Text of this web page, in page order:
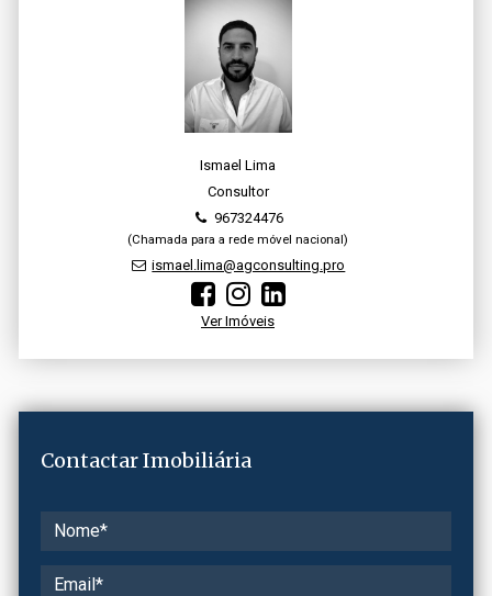
Ismael Lima
Consultor
967324476
(Chamada para a rede móvel nacional)
ismael.lima@agconsulting.pro
Ver Imóveis
Contactar Imobiliária